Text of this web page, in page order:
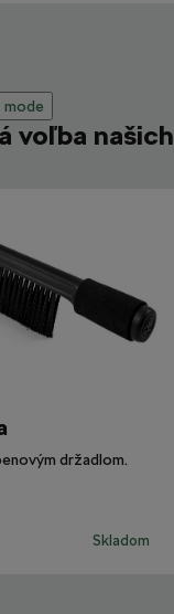
voľba
držadlom.
Skladom